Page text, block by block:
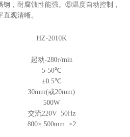
钢，耐腐蚀性能强。⑤温度自动控制，
观清晰。
HZ-2010K
起动-280r/min
5-50℃
±0.5℃
30mm(或20mm)
500W
交流220V 50Hz
800× 500mm ×2